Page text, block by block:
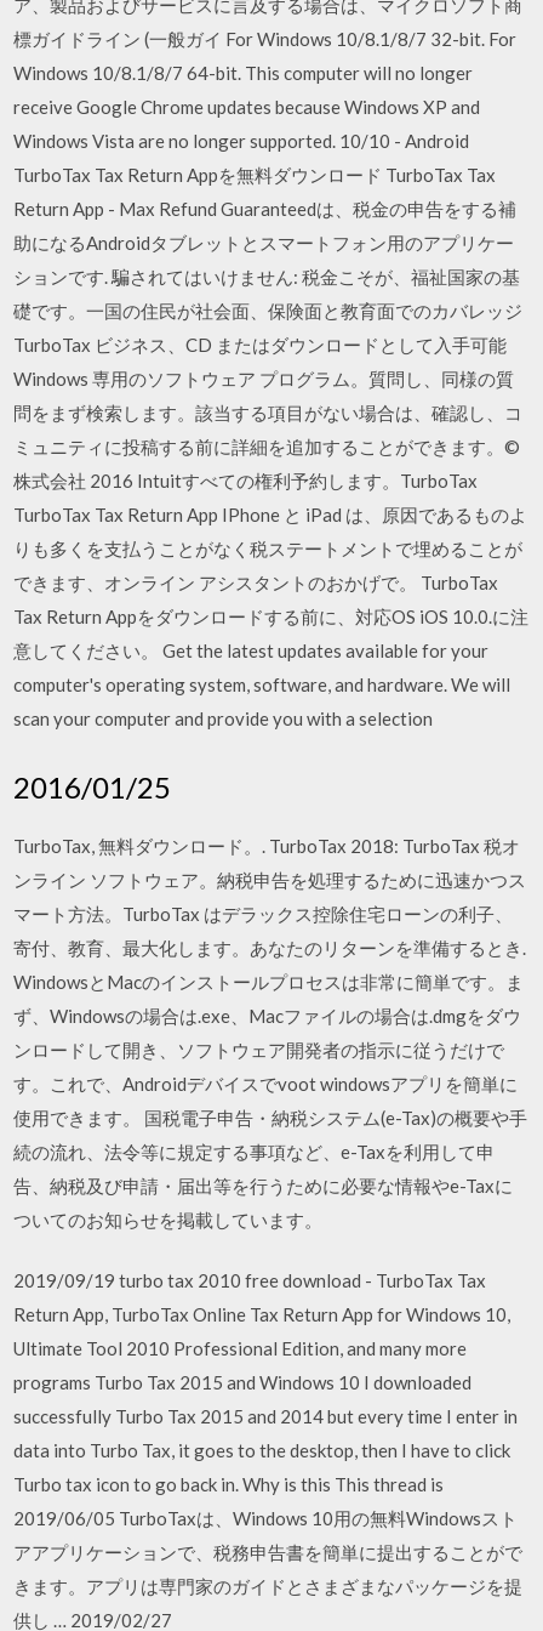
ア、製品およびサービスに言及する場合は、マイクロソフト商
標ガイドライン (一般ガイ For Windows 10/8.1/8/7 32-bit. For
Windows 10/8.1/8/7 64-bit. This computer will no longer
receive Google Chrome updates because Windows XP and
Windows Vista are no longer supported. 10/10 - Android
TurboTax Tax Return Appを無料ダウンロード TurboTax Tax
Return App - Max Refund Guaranteedは、税金の申告をする補
助になるAndroidタブレットとスマートフォン用のアプリケー
ションです. 騙されてはいけません: 税金こそが、福祉国家の基
礎です。一国の住民が社会面、保険面と教育面でのカバレッジ
TurboTax ビジネス、CD またはダウンロードとして入手可能
Windows 専用のソフトウェア プログラム。質問し、同様の質
問をまず検索します。該当する項目がない場合は、確認し、コ
ミュニティに投稿する前に詳細を追加することができます。©
株式会社 2016 Intuitすべての権利予約します。TurboTax
TurboTax Tax Return App IPhone と iPad は、原因であるものよ
りも多くを支払うことがなく税ステートメントで埋めることが
できます、オンライン アシスタントのおかげで。 TurboTax
Tax Return Appをダウンロードする前に、対応OS iOS 10.0.に注
意してください。 Get the latest updates available for your
computer's operating system, software, and hardware. We will
scan your computer and provide you with a selection
2016/01/25
TurboTax, 無料ダウンロード。. TurboTax 2018: TurboTax 税オ
ンライン ソフトウェア。納税申告を処理するために迅速かつス
マート方法。TurboTax はデラックス控除住宅ローンの利子、
寄付、教育、最大化します。あなたのリターンを準備するとき.
WindowsとMacのインストールプロセスは非常に簡単です。ま
ず、Windowsの場合は.exe、Macファイルの場合は.dmgをダウ
ンロードして開き、ソフトウェア開発者の指示に従うだけで
す。これで、Androidデバイスでvoot windowsアプリを簡単に
使用できます。 国税電子申告・納税システム(e-Tax)の概要や手
続の流れ、法令等に規定する事項など、e-Taxを利用して申
告、納税及び申請・届出等を行うために必要な情報やe-Taxに
ついてのお知らせを掲載しています。
2019/09/19 turbo tax 2010 free download - TurboTax Tax
Return App, TurboTax Online Tax Return App for Windows 10,
Ultimate Tool 2010 Professional Edition, and many more
programs Turbo Tax 2015 and Windows 10 I downloaded
successfully Turbo Tax 2015 and 2014 but every time I enter in
data into Turbo Tax, it goes to the desktop, then I have to click
Turbo tax icon to go back in. Why is this This thread is
2019/06/05 TurboTaxは、Windows 10用の無料Windowsスト
アアプリケーションで、税務申告書を簡単に提出することがで
きます。アプリは専門家のガイドとさまざまなパッケージを提
供し … 2019/02/27